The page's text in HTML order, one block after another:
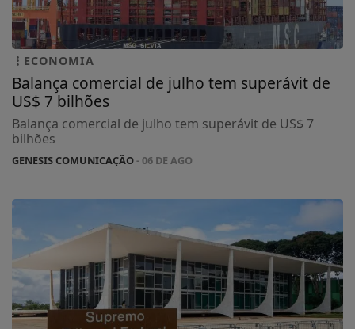
ECONOMIA
Balança comercial de julho tem superávit de
US$ 7 bilhões
Balança comercial de julho tem superávit de US$ 7
bilhões
GENESIS COMUNICAÇÃO- 06 DE AGO